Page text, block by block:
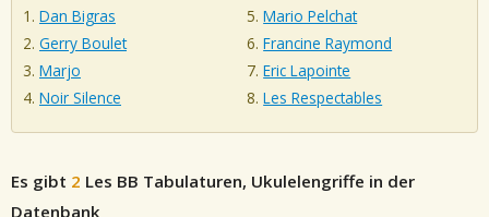
Dan Bigras
Gerry Boulet
Marjo
Noir Silence
Mario Pelchat
Francine Raymond
Eric Lapointe
Les Respectables
Es gibt 2 Les BB Tabulaturen, Ukulelengriffe in der
Datenbank